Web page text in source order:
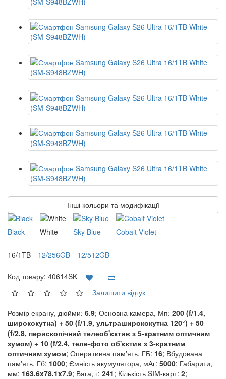
Інші кольори та модифікації
Black White Sky Blue Cobalt Violet
16/1TB 12/256GB 12/512GB
Код товару: 40614SK
Залишити відгук
Розмір екрану, дюйми: 6.9; Основна камера, Мп: 200 (f/1.4,
ширококутна) + 50 (f/1.9, ультраширококутна 120°) + 50
(f/2.8, перископічний телеоб'єктив з 5-кратним оптичним
зумом) + 10 (f/2.4, теле-фото об'єктив з 3-кратним
оптичним зумом; Оперативна пам'ять, ГБ: 16; Вбудована
пам'ять, Гб: 1000; Ємність акумулятора, мАг: 5000; Габарити,
мм: 163.6x78.1x7.9; Вага, г: 241; Кількість SIM-карт: 2;